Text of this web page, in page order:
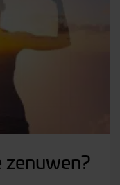
zenuwen?